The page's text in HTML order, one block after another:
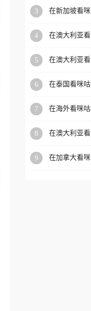
3
在新加坡看
4
在澳大利亚
5
在澳大利亚
6
在泰国看咪
7
在海外看咪
8
在澳大利亚
9
在加拿大看